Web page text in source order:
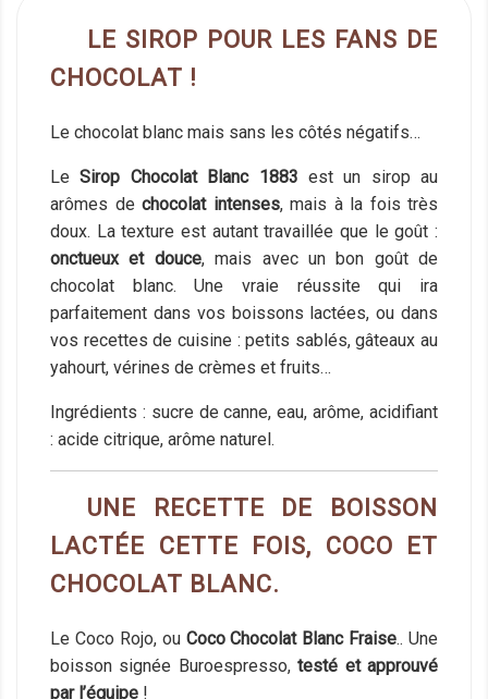
LE SIROP POUR LES FANS DE
CHOCOLAT !
Le chocolat blanc mais sans les côtés négatifs…
LeSirop Chocolat Blanc 1883 est un sirop au
arômes de chocolat intenses, mais à la fois très
doux. La texture est autant travaillée que le goût :
onctueux et douce, mais avec un bon goût de
chocolat blanc. Une vraie réussite qui ira
parfaitement dans vos boissons lactées, ou dans
vos recettes de cuisine : petits sablés, gâteaux au
yahourt, vérines de crèmes et fruits…
Ingrédients : sucre de canne, eau, arôme, acidifiant
: acide citrique, arôme naturel.
UNE RECETTE DE BOISSON
LACTÉE CETTE FOIS, COCO ET
CHOCOLAT BLANC.
Le Coco Rojo, ou Coco Chocolat Blanc Fraise.. Une
boisson signée Buroespresso,testé et approuvé
par l’équipe !